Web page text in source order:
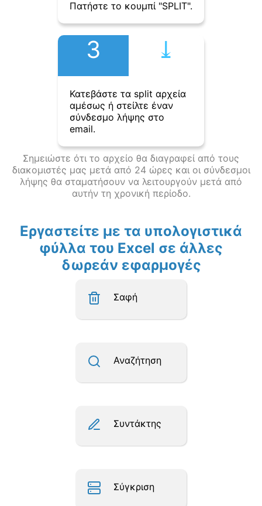
Πατήστε το κουμπί "SPLIT".
3 ⤓︎
Κατεβάστε τα split αρχεία
αμέσως ή στείλτε έναν
σύνδεσμο λήψης στο
email.
Σημειώστε ότι το αρχείο θα διαγραφεί από τους
διακομιστές μας μετά από 24 ώρες και οι σύνδεσμοι
λήψης θα σταματήσουν να λειτουργούν μετά από
αυτήν τη χρονική περίοδο.
Εργαστείτε με τα υπολογιστικά
φύλλα του Excel σε άλλες
δωρεάν εφαρμογές
Σαφή
Αναζήτηση
Συντάκτης
Σύγκριση